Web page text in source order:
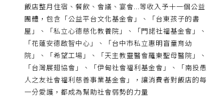
飯店整月住宿、餐飲、會議、宴會...等收入予十一個公益
團體，包含「公益平台文化基金會」、「台東孩子的書
屋」、「私立心德慈化教養院」、「門諾社福基金會」、
「花蓮安德啟智中心」、「台中市私立惠明盲童育幼
院」、「希望工場」、「天主教靈醫會羅東聖母醫院」、
「台灣展翅協會」、「伊甸社會福利基金會」、「南投愚
人之友社會福利慈善事業基金會」，讓消費者對飯店的每
一分愛護，都成為幫助社會弱勢的力量